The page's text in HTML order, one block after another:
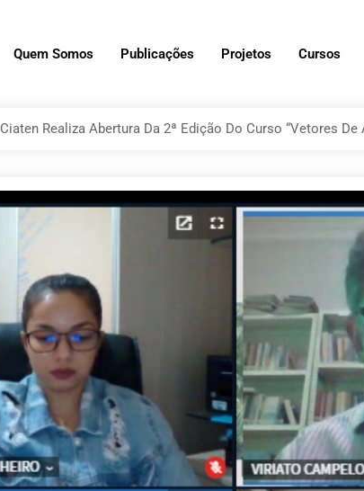
Quem Somos Publicações Projetos Cursos
Ciaten Realiza Abertura Da 2ª Edição Do Curso “Vetores